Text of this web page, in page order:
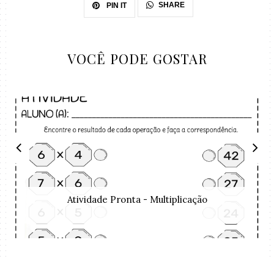
PIN IT SHARE
VOCÊ PODE GOSTAR
Atividade Pronta - Multiplicação